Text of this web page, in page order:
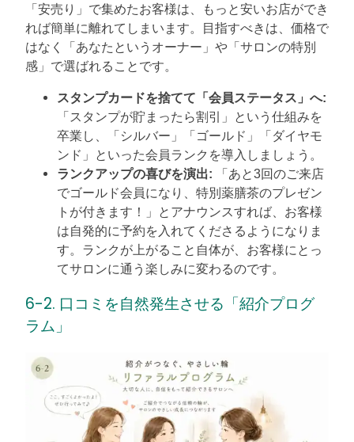
「安売り」で集めたお客様は、もっと安いお店ができ
れば簡単に離れてしまいます。目指すべきは、価格で
はなく「あなたというオーナー」や「サロンの特別
感」で選ばれることです。
スタンプカードを捨てて「会員ステータス」へ:
「スタンプが貯まったら割引」という仕組みを
卒業し、「シルバー」「ゴールド」「ダイヤモ
ンド」といった会員ランクを導入しましょう。
ランクアップの喜びを演出: 「あと3回のご来店
でゴールド会員になり、特別薬膳茶のプレゼン
トが付きます！」とアナウンスすれば、お客様
は自発的に予約を入れてくださるようになりま
す。ランクが上がること自体が、お客様にとっ
てサロンに通う楽しみに変わるのです。
6-2. 口コミを自然発生させる「紹介プログ
ラム」